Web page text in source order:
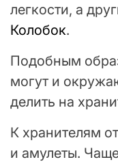
легкости, а
Колобок.
Подобным
могут и
делить на
К хранителям
и амулеты.